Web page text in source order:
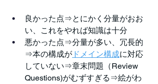
良かった点⇒とにかく分量がおお
い、これをやれば知識は十分
悪かった点⇒分量が多い、冗長的
⇒本の構成が ドメイン構成に対応
していない⇒章末問題（Review
Questions)がむずすぎる⇒絵がわ